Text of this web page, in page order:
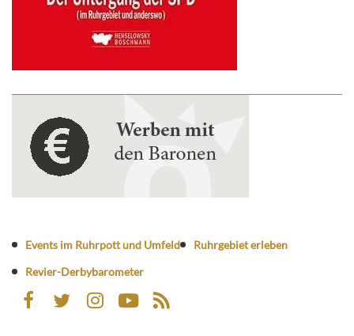
Events im Ruhrpott und Umfeld
Ruhrgebiet erleben
Revier-Derbybarometer